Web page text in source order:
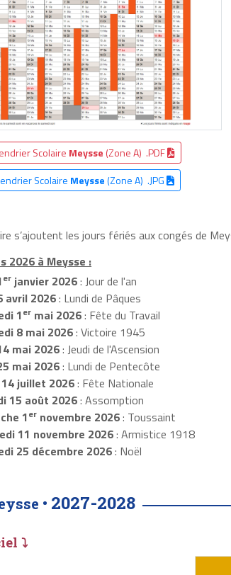
Scolaire Meysse (Zone A) .PDF
Scolaire Meysse(Zone A) .JPG
s’ajoutent les jours fériés aux congés de
2026 à Meysse :
erjanvier 2026: Jour de l'an
avril 2026: Lundi de Pâques
1ermai 2026: Fête du Travail
8 mai 2026: Victoire 1945
mai 2026: Jeudi de l'Ascension
mai 2026: Lundi de Pentecôte
juillet 2026: Fête Nationale
15 août 2026: Assomption
1ernovembre 2026: Toussaint
11 novembre 2026: Armistice 1918
25 décembre 2026: Noël
• 2027-2028
⤵